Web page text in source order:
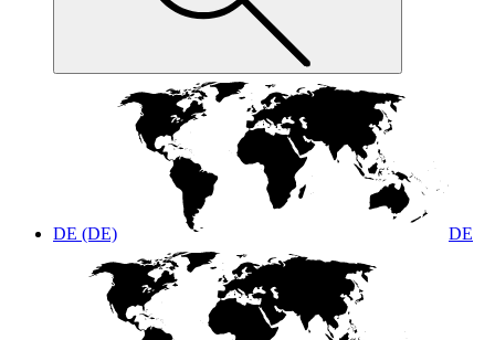
DE (DE) DE